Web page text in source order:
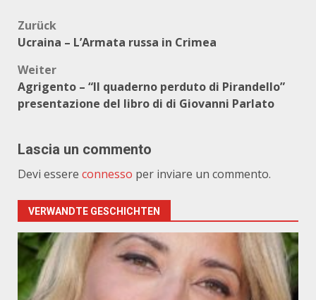
Beitragsnavigation
Zurück
Ucraina – L’Armata russa in Crimea
Weiter
Agrigento – “Il quaderno perduto di Pirandello”
presentazione del libro di di Giovanni Parlato
Lascia un commento
Devi essere connesso per inviare un commento.
VERWANDTE GESCHICHTEN